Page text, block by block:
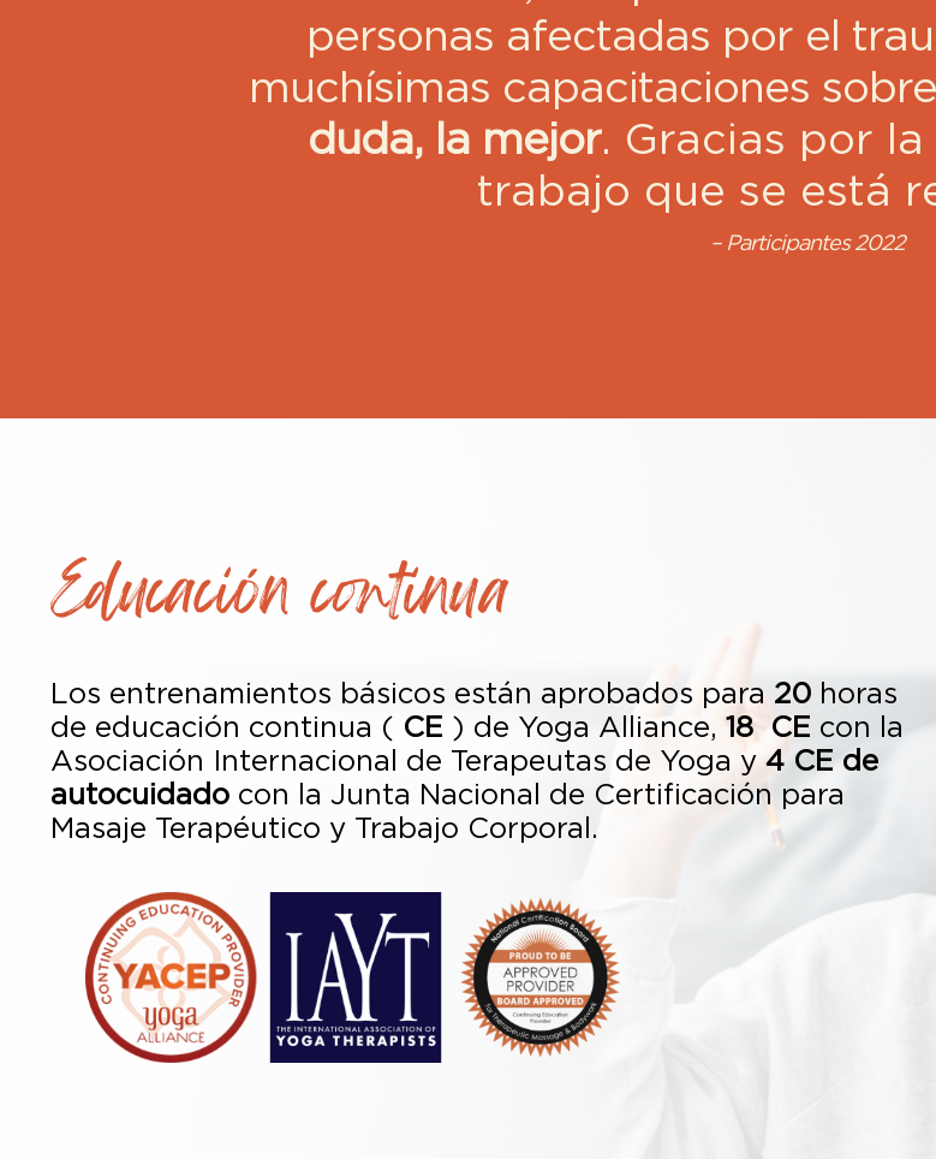
personas afectadas por el
muchísimas capacitaciones
duda, la mejor. Gracias por
trabajo que se está
– Participantes 2022
Educación continua
Los entrenamientos básicos están aprobados para 20 horas
de educación continua ( CE ) de Yoga Alliance, 18 CE con la
Asociación Internacional de Terapeutas de Yoga y 4 CE de
autocuidado con la Junta Nacional de Certificación para
Masaje Terapéutico y Trabajo Corporal.